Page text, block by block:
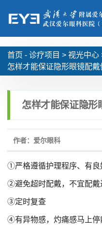
首页 - 诊疗项目 > 视光中心
怎样才能保证隐形眼镜配戴
怎样才能保证隐形
作者：爱尔眼科
①严格遵循护理程序、有良
②避免超时配戴，不宜配戴
③定时复查
④有异物感，灼痛感马上停